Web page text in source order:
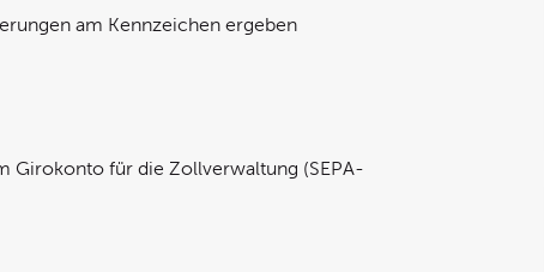
am Kennzeichen ergeben
Girokonto für die Zollverwaltung (SEPA-